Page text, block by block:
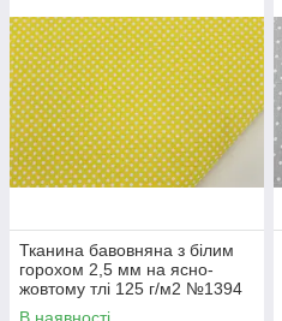
Тканина бавовняна з білим
горохом 2,5 мм на ясно-
жовтому тлі 125 г/м2 №1394